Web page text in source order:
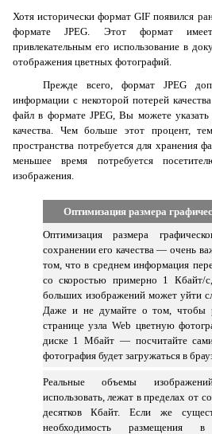
Хотя исторически формат GIF появился
формате JPEG. Этот формат
привлекательным его использование в
отображения цветных фотографий.
Прежде всего, формат JPEG
информации с некоторой потерей
файл в формате JPEG, Вы можете
качества. Чем больше этот процент,
пространства потребуется для хранения
меньшее время потребуется
изображения.
Оптимизация размера
Оптимизация размера
сохранении его качества — очень
том, что в среднем информация
со скоростью примерно 1 Кбайт/
больших изображений может уйти
Даже и не думайте о том, чтобы
странице узла Web цветную
диске 1 Мбайт — посчитайте
фотография будет загружаться в
Реальные объемы
использовать, лежат в пределах от
десятков Кбайт. Если же
необходимость размещения